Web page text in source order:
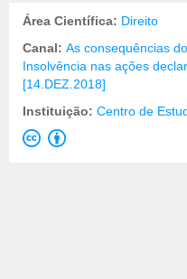
Área Científica: Direito
Canal: As consequências
Insolvência nas ações
[14.DEZ.2018]
Instituição: Centro de